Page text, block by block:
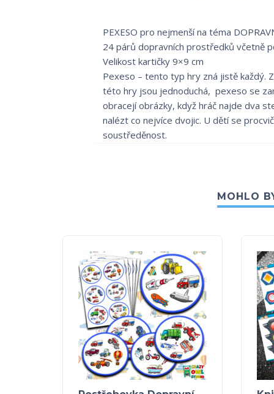
PEXESO pro nejmenší na téma
24 párů dopravních prostředků včetně
Velikost kartičky 9×9 cm
Pexeso – tento typ hry zná jistě každý.
této hry jsou jednoduchá, pexeso se
obracejí obrázky, když hráč najde dva
nalézt co nejvíce dvojic. U dětí se
soustředěnost.
MOHLO